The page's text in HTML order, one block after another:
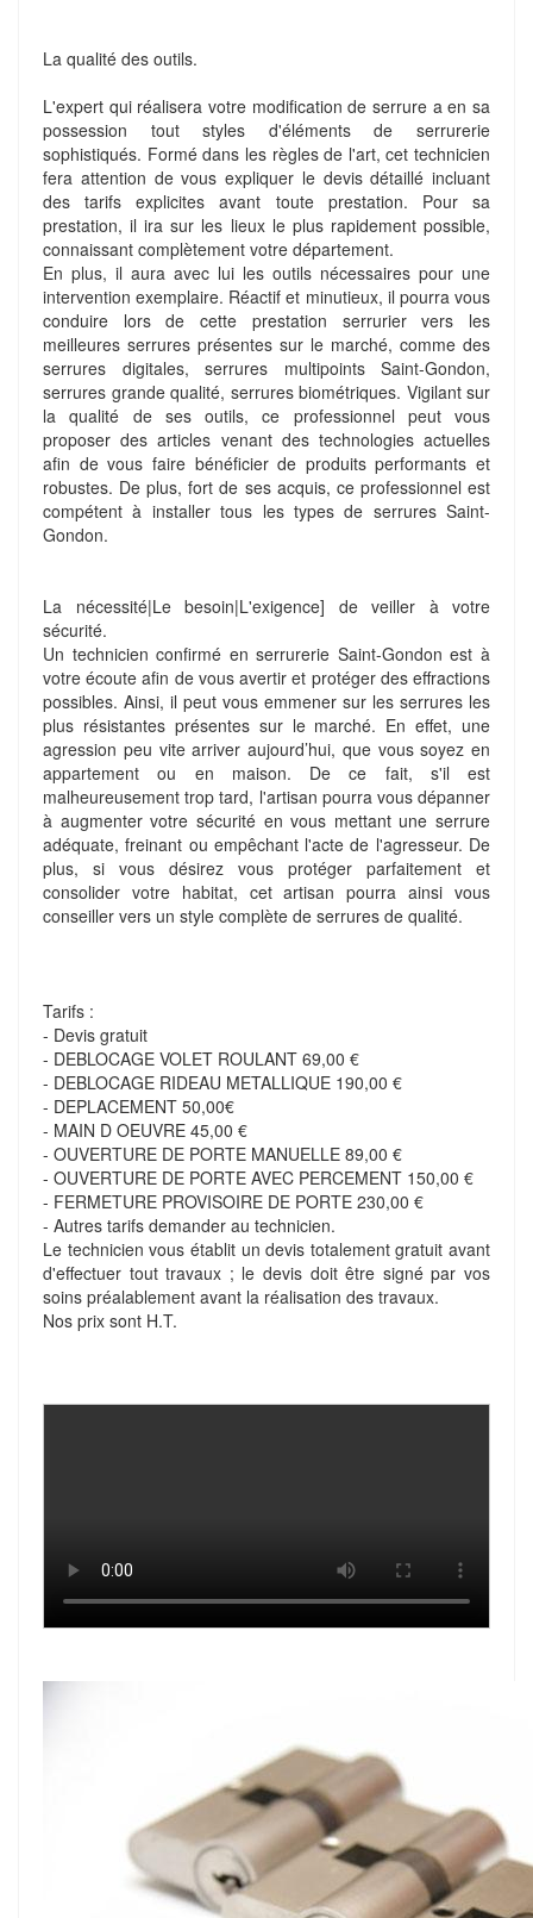
La qualité des outils.
L'expert qui réalisera votre modification de serrure a en sa
possession tout styles d'éléments de serrurerie
sophistiqués. Formé dans les règles de l'art, cet technicien
fera attention de vous expliquer le devis détaillé incluant
des tarifs explicites avant toute prestation. Pour sa
prestation, il ira sur les lieux le plus rapidement possible,
connaissant complètement votre département.
En plus, il aura avec lui les outils nécessaires pour une
intervention exemplaire. Réactif et minutieux, il pourra vous
conduire lors de cette prestation serrurier vers les
meilleures serrures présentes sur le marché, comme des
serrures digitales, serrures multipoints Saint-Gondon,
serrures grande qualité, serrures biométriques. Vigilant sur
la qualité de ses outils, ce professionnel peut vous
proposer des articles venant des technologies actuelles
afin de vous faire bénéficier de produits performants et
robustes. De plus, fort de ses acquis, ce professionnel est
compétent à installer tous les types de serrures Saint-
Gondon.
La nécessité|Le besoin|L'exigence] de veiller à votre
sécurité.
Un technicien confirmé en serrurerie Saint-Gondon est à
votre écoute afin de vous avertir et protéger des effractions
possibles. Ainsi, il peut vous emmener sur les serrures les
plus résistantes présentes sur le marché. En effet, une
agression peu vite arriver aujourd’hui, que vous soyez en
appartement ou en maison. De ce fait, s'il est
malheureusement trop tard, l'artisan pourra vous dépanner
à augmenter votre sécurité en vous mettant une serrure
adéquate, freinant ou empêchant l'acte de l'agresseur. De
plus, si vous désirez vous protéger parfaitement et
consolider votre habitat, cet artisan pourra ainsi vous
conseiller vers un style complète de serrures de qualité.
Tarifs :
- Devis gratuit
- DEBLOCAGE VOLET ROULANT 69,00 €
- DEBLOCAGE RIDEAU METALLIQUE 190,00 €
- DEPLACEMENT 50,00€
- MAIN D OEUVRE 45,00 €
- OUVERTURE DE PORTE MANUELLE 89,00 €
- OUVERTURE DE PORTE AVEC PERCEMENT 150,00 €
- FERMETURE PROVISOIRE DE PORTE 230,00 €
- Autres tarifs demander au technicien.
Le technicien vous établit un devis totalement gratuit avant
d'effectuer tout travaux ; le devis doit être signé par vos
soins préalablement avant la réalisation des travaux.
Nos prix sont H.T.